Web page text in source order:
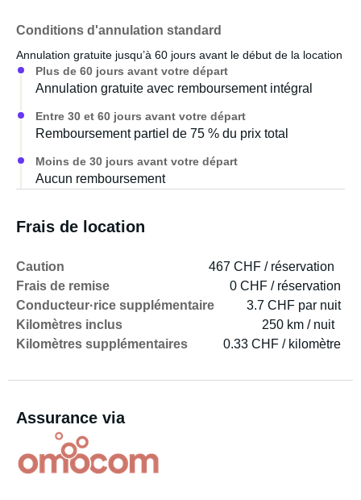
Conditions d'annulation standard
Annulation gratuite jusqu’à 60 jours avant le début de la location
Plus de 60 jours avant votre départ
Annulation gratuite avec remboursement intégral
Entre 30 et 60 jours avant votre départ
Remboursement partiel de 75 % du prix total
Moins de 30 jours avant votre départ
Aucun remboursement
Frais de location
Caution
467 CHF / réservation
Frais de remise
0 CHF / réservation
Conducteur·rice supplémentaire
3.7 CHF par nuit
Kilomètres inclus
250 km / nuit
Kilomètres supplémentaires
0.33 CHF / kilomètre
Assurance via